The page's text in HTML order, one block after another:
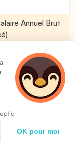
Annuel Brut
Annuel Brut
OK pour moi